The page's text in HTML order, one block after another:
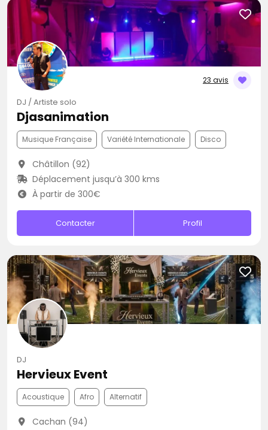
23 avis
DJ / Artiste solo
Djasanimation
Musique Française Variété Internationale Disco
Châtillon (92)
Déplacement jusqu’à 300 kms
À partir de 300€
Contacter Profil
DJ
Hervieux Event
Acoustique Afro Alternatif
Cachan (94)